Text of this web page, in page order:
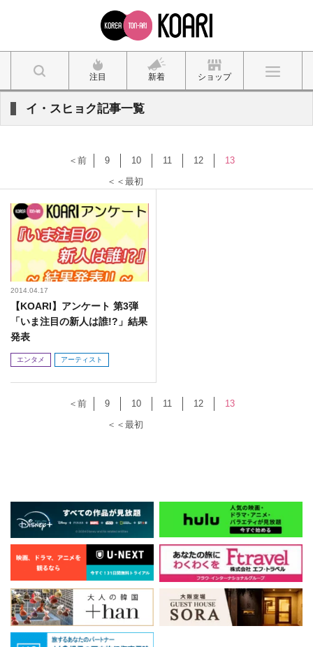
注目 新着 ショップ
イ・スヒョク記事一覧
＜＜最初
＜前 9 10 11 12 13
2014.04.17
【KOARI】アンケート 第3弾
「いま注目の新人は誰!?」結果
発表
エンタメ アーティスト
＜＜最初
＜前 9 10 11 12 13